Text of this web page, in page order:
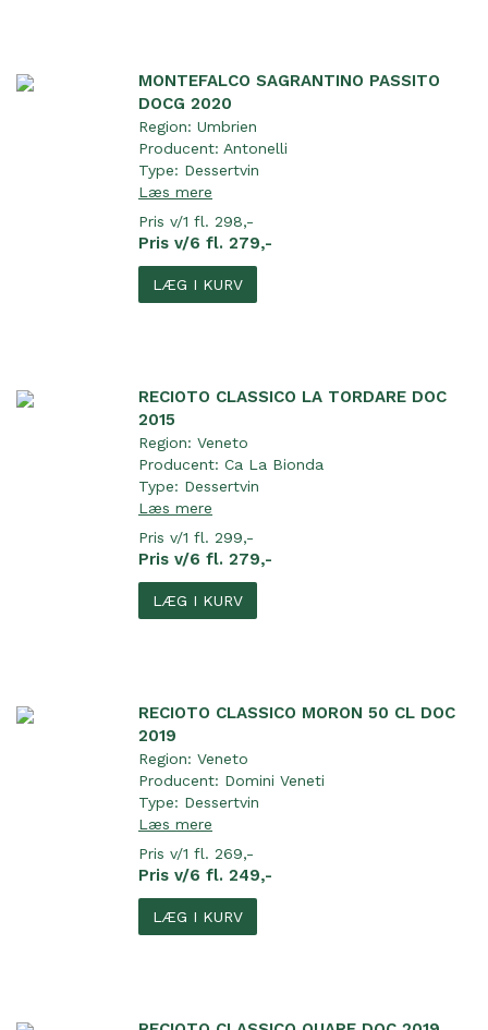
MONTEFALCO SAGRANTINO PASSITO
DOCG 2020
Region: Umbrien
Producent: Antonelli
Type: Dessertvin
Læs mere
Pris v/1 fl. 298,-
Pris v/6 fl. 279,-
LÆG I KURV
RECIOTO CLASSICO LA TORDARE DOC
2015
Region: Veneto
Producent: Ca La Bionda
Type: Dessertvin
Læs mere
Pris v/1 fl. 299,-
Pris v/6 fl. 279,-
LÆG I KURV
RECIOTO CLASSICO MORON 50 CL DOC
2019
Region: Veneto
Producent: Domini Veneti
Type: Dessertvin
Læs mere
Pris v/1 fl. 269,-
Pris v/6 fl. 249,-
LÆG I KURV